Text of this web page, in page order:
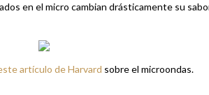
en el micro cambian drásticamente su
artículo de Harvard sobre el microondas.